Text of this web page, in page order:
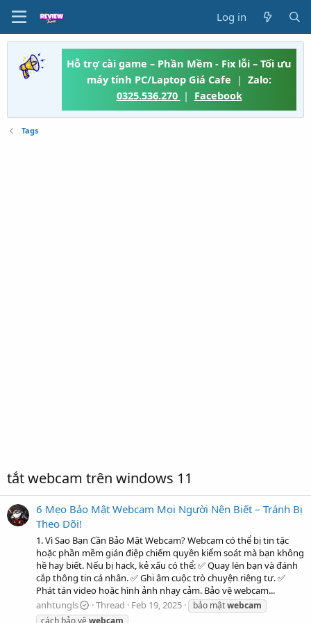
Log in
Hỗ trợ cài game – Phần Mềm - Fix lỗi – Tối ưu
máy tính PC/Laptop Giá Cafe | Zalo:
0325.536.270 | Facebook
Tags
tắt webcam trên windows 11
6 Mẹo Bảo Mật Webcam Mọi Người Nên Biết – Tránh Bị
Theo Dõi!
1. Vì Sao Bạn Cần Bảo Mật Webcam? Webcam có thể bị tin tặc
hoặc phần mềm gián điệp chiếm quyền kiểm soát mà bạn không
hề hay biết. Nếu bị hack, kẻ xấu có thể: ✅ Quay lén bạn và đánh
cắp thông tin cá nhân. ✅ Ghi âm cuộc trò chuyện riêng tư. ✅
Phát tán video hoặc hình ảnh nhạy cảm. Bảo vệ webcam...
anhtungls
Thread Feb 19, 2025 bảo mậtwebcam
cách bảo vệwebcam